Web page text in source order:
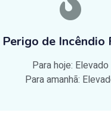
Perigo de Incêndio
Para hoje: Elevado
Para amanhã: